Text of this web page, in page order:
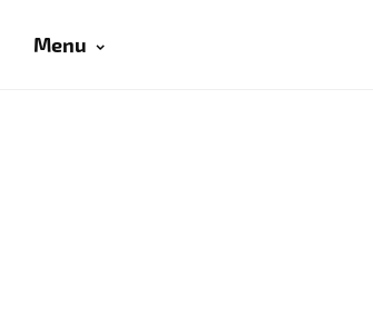
Menu